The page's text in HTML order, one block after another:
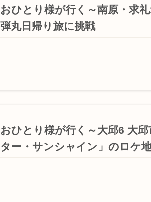
おひとり様が行く～南原・求
弾丸日帰り旅に挑戦
おひとり様が行く～大邱6 大邱
ター・サンシャイン」のロケ